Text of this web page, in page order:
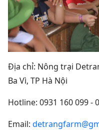
Địa chỉ: Nông trại
Ba Vì, TP Hà Nội
Hotline: 0931 160 099 -
Email: